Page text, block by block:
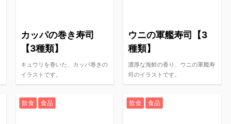
カッパの巻き寿司
【3種類】
キュウリを巻いた、カッパ巻きの
イラストです。
ウニの軍艦寿司【3
種類】
濃厚な海鮮の香り、ウニの軍艦寿
司のイラストです。
飲食 食品 飲食 食品